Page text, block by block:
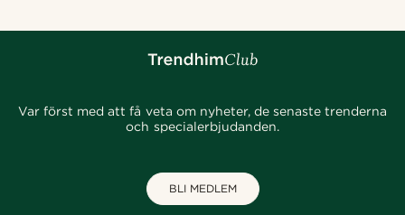
Var först med att få veta om nyheter, de senaste trenderna
och specialerbjudanden.
BLI MEDLEM